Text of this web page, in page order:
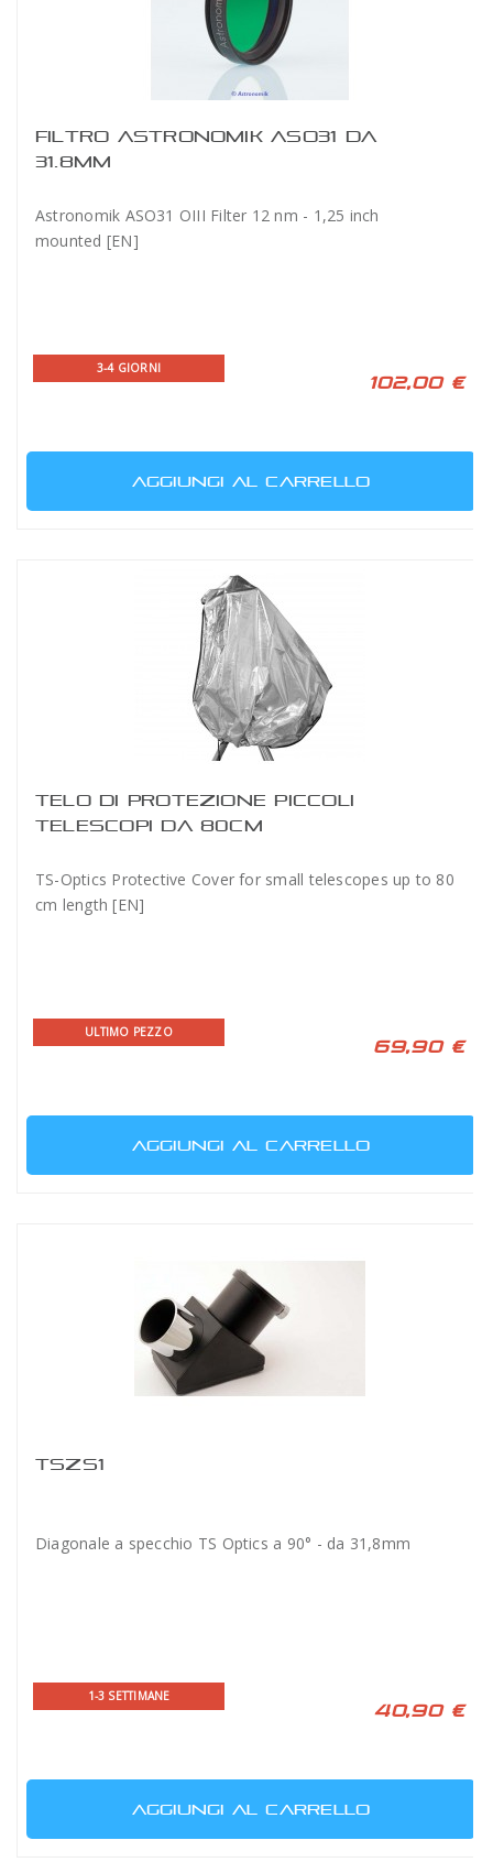
FILTRO ASTRONOMIK ASO31 DA
31.8MM
Astronomik ASO31 OIII Filter 12 nm - 1,25 inch
mounted [EN]
3-4 GIORNI
102,00 €
AGGIUNGI AL CARRELLO
TELO DI PROTEZIONE PICCOLI
TELESCOPI DA 80CM
TS-Optics Protective Cover for small telescopes up to 80
cm length [EN]
ULTIMO PEZZO
69,90 €
AGGIUNGI AL CARRELLO
TSZS1
Diagonale a specchio TS Optics a 90° - da 31,8mm
1-3 SETTIMANE
40,90 €
AGGIUNGI AL CARRELLO